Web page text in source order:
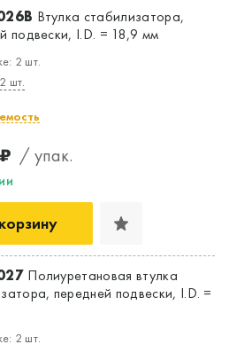
Нет, выбрать другой
Втулка стабилизатора,
подвески, I.D. = 18,9 мм
2 шт.
шт.
/ упак.
Полиуретановая втулка
передней подвески, I.D. =
2 шт.